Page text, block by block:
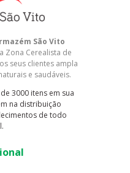
São Vito
Zona Cerealista de
seus clientes ampla
e saudáveis.
3000 itens em sua
na distribuição
de todo